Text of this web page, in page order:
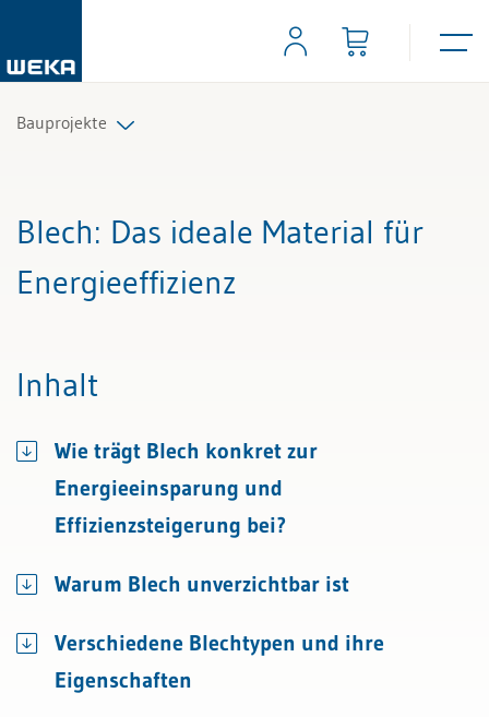
Bauprojekte
Blech: Das ideale Material für
Energieeffizienz
Inhalt
Wie trägt Blech konkret zur
Energieeinsparung und
Effizienzsteigerung bei?
Warum Blech unverzichtbar ist
Verschiedene Blechtypen und ihre
Eigenschaften